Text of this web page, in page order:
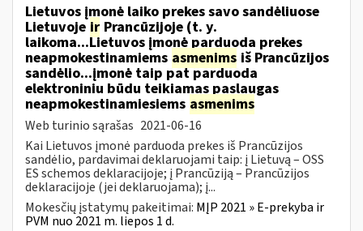
Lietuvos įmonė laiko prekes savo sandėliuose
Lietuvoje ir Prancūzijoje (t. y.
laikoma...Lietuvos įmonė parduoda prekes
neapmokestinamiems asmenims iš Prancūzijos
sandėlio...įmonė taip pat parduoda
elektroniniu būdu teikiamas paslaugas
neapmokestinamiesiems asmenims
Web turinio sąrašas 2021-06-16
Kai Lietuvos įmonė parduoda prekes iš Prancūzijos
sandėlio, pardavimai deklaruojami taip: į Lietuvą – OSS
ES schemos deklaracijoje; į Prancūziją – Prancūzijos
deklaracijoje (jei deklaruojama); į...
Mokesčių įstatymų pakeitimai: MĮP 2021 » E-prekyba ir
PVM nuo 2021 m. liepos 1 d.